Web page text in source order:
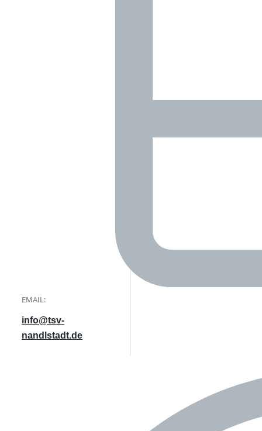
EMAIL:
info@tsv-
nandlstadt.de